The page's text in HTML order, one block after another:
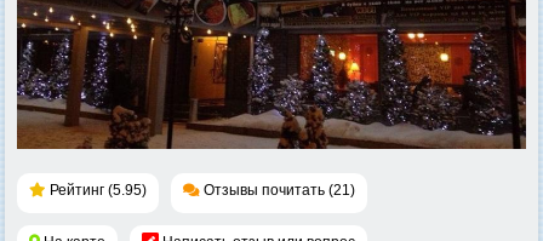
Рейтинг (5.95) Отзывы почитать (21)